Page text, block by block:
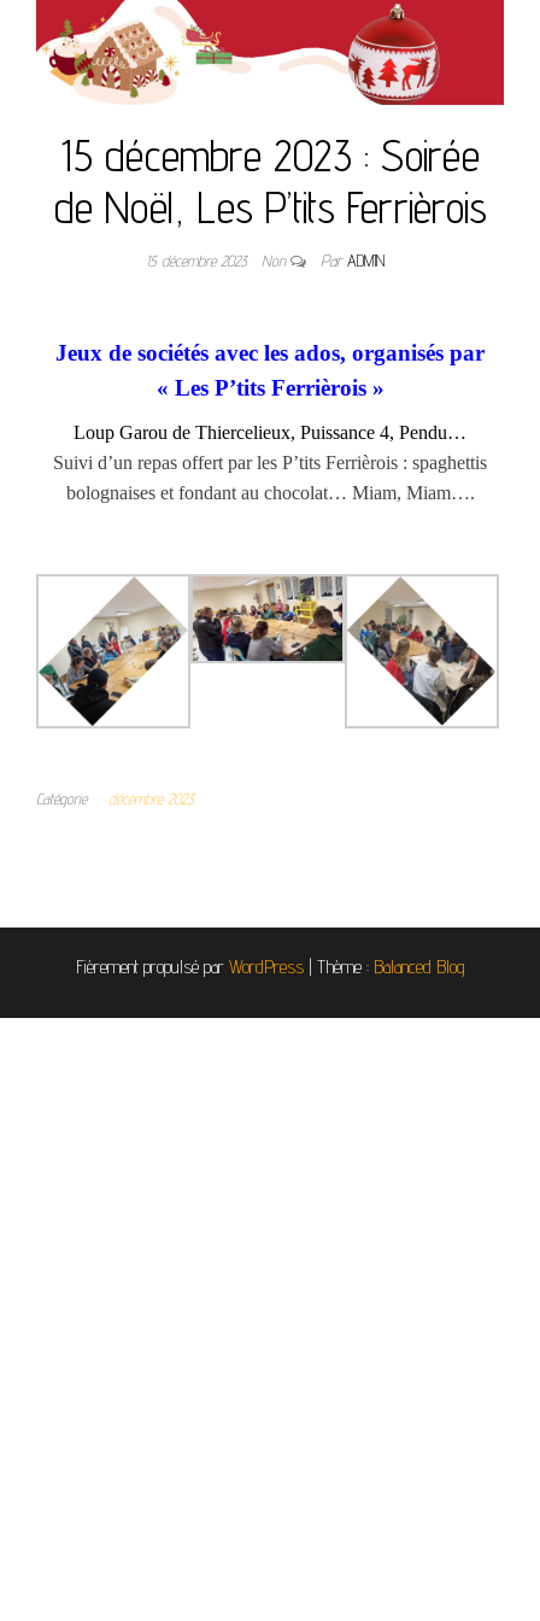
15 décembre 2023 : Soirée
de Noël, Les P’tits Ferrièrois
15 décembre 2023 Non ParADMIN
Jeux de sociétés avec les ados, organisés par
« Les P’tits Ferrièrois »
Loup Garou de Thiercelieux, Puissance 4, Pendu…
Suivi d’un repas offert par les P’tits Ferrièrois : spaghettis
bolognaises et fondant au chocolat… Miam, Miam….
Catégorie décembre 2023
Fièrement propulsé par WordPress | Thème : Balanced Blog